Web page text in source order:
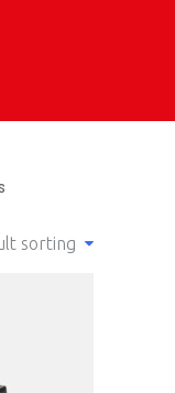
sorting